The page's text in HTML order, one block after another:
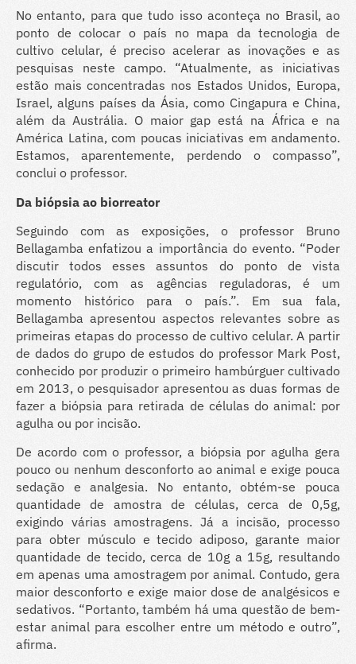
No entanto, para que tudo isso aconteça no Brasil, ao
ponto de colocar o país no mapa da tecnologia de
cultivo celular, é preciso acelerar as inovações e as
pesquisas neste campo. “Atualmente, as iniciativas
estão mais concentradas nos Estados Unidos, Europa,
Israel, alguns países da Ásia, como Cingapura e China,
além da Austrália. O maior gap está na África e na
América Latina, com poucas iniciativas em andamento.
Estamos, aparentemente, perdendo o compasso”,
conclui o professor.
Da biópsia ao biorreator
Seguindo com as exposições, o professor Bruno
Bellagamba enfatizou a importância do evento. “Poder
discutir todos esses assuntos do ponto de vista
regulatório, com as agências reguladoras, é um
momento histórico para o país.”. Em sua fala,
Bellagamba apresentou aspectos relevantes sobre as
primeiras etapas do processo de cultivo celular. A partir
de dados do grupo de estudos do professor Mark Post,
conhecido por produzir o primeiro hambúrguer cultivado
em 2013, o pesquisador apresentou as duas formas de
fazer a biópsia para retirada de células do animal: por
agulha ou por incisão.
De acordo com o professor, a biópsia por agulha gera
pouco ou nenhum desconforto ao animal e exige pouca
sedação e analgesia. No entanto, obtém-se pouca
quantidade de amostra de células, cerca de 0,5g,
exigindo várias amostragens. Já a incisão, processo
para obter músculo e tecido adiposo, garante maior
quantidade de tecido, cerca de 10g a 15g, resultando
em apenas uma amostragem por animal. Contudo, gera
maior desconforto e exige maior dose de analgésicos e
sedativos. “Portanto, também há uma questão de bem-
estar animal para escolher entre um método e outro”,
afirma.